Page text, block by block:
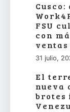
FSU
con
ventas
31 julio,
El
nueva
brotes